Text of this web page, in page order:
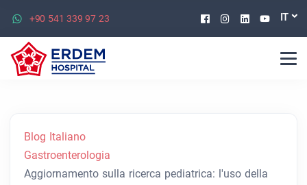
+90 541 339 97 23 Facebook
Instagram
Linkedin
IT
Blog Italiano
Gastroenterologia
Aggiornamento sulla ricerca pediatrica: l'uso della